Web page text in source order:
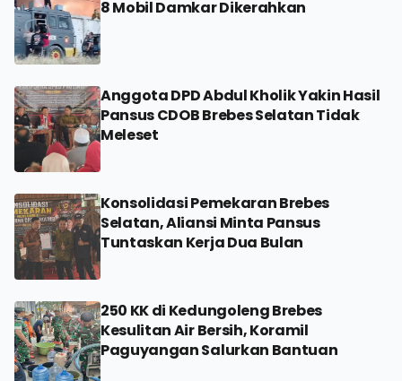
8 Mobil Damkar Dikerahkan
Anggota DPD Abdul Kholik Yakin Hasil
Pansus CDOB Brebes Selatan Tidak
Meleset
Konsolidasi Pemekaran Brebes
Selatan, Aliansi Minta Pansus
Tuntaskan Kerja Dua Bulan
250 KK di Kedungoleng Brebes
Kesulitan Air Bersih, Koramil
Paguyangan Salurkan Bantuan